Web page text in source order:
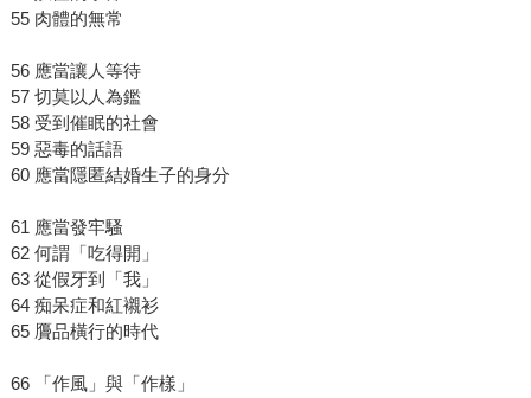
55 肉體的無常
56 應當讓人等待
57 切莫以人為鑑
58 受到催眠的社會
59 惡毒的話語
60 應當隱匿結婚生子的身分
61 應當發牢騷
62 何謂「吃得開」
63 從假牙到「我」
64 痴呆症和紅襯衫
65 贗品橫行的時代
66 「作風」與「作樣」